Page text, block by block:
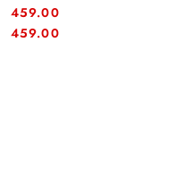
Cena:
459.00
Cena:
459.00